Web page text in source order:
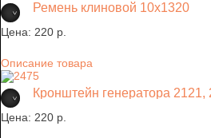
Ремень клиновой 10х1320
Цена: 220 p.
Описание товара
Кронштейн генератора
Цена: 220 p.